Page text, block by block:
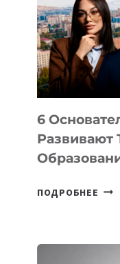
ОТ
6
Развивают
ПОДРОБНЕЕ 6